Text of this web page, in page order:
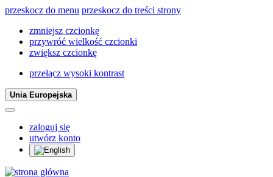
przeskocz do menu przeskocz do treści strony
zmniejsz czcionkę
przywróć wielkość czcionki
zwiększ czcionkę
przełącz wysoki kontrast
Unia Europejska
zaloguj się
utwórz konto